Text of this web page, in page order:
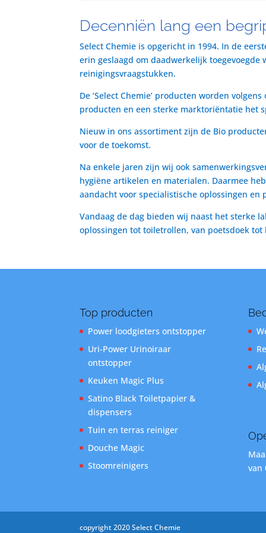
Decenniën lang een
Select Chemie is opgericht in 1994. In de
erin geslaagd om daadwerkelijk
reinigingsvraagstukken.
De ‘Select Chemie’ producten worden
producten en een sterke marktoriëntatie het
Nieuw in ons assortiment zijn de Bio
voor de toekomst.
Na enkele jaren zijn wij ook
hygiëne artikelen en materialen. Daarmee
aandacht voor specialistische oplossingen en
Vandaag de dag bieden wij naast het sterke
oplossingen tot toiletrollen, van poetsdoek
Top producten
Power loodgieters ontstopper
Uri-Power Urinoiraar
ontstopper
Keuken Magic Plus
Satino Black Toiletpapier &
dispensers
Tuin en terras reiniger
Douche Magic
Stoomreinigers
van
copyright 2020 Select Chemie